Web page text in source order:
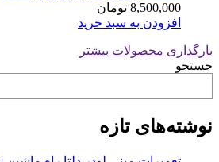
8,500,000 تومان
افزودن به سبد خرید
بارگذاری محصولات بیشتر
جستجو
نوشته‌های تازه